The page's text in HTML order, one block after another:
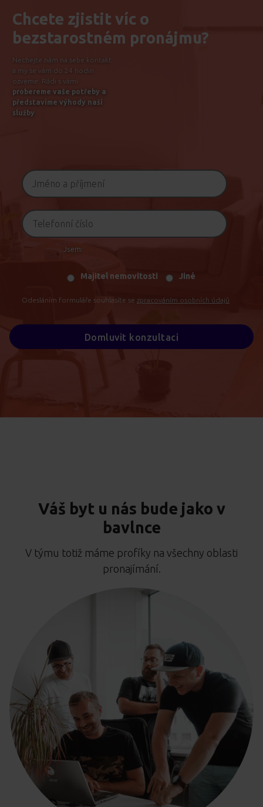
Chcete zjistit víc o
bezstarostném pronájmu?
Nechejte nám na sebe kontakt
a my se vám do 24 hodin
ozveme. Rádi s vámi
probereme vaše potřeby a
představíme výhody naší
služby
Jsem:
Majitel nemovitosti Jiné
Odesláním formuláře souhlasíte se zpracováním osobních údajů
Domluvit konzultaci
Váš byt u nás bude jako v
bavlnce
V týmu totiž máme profíky na všechny oblasti
pronajímání.